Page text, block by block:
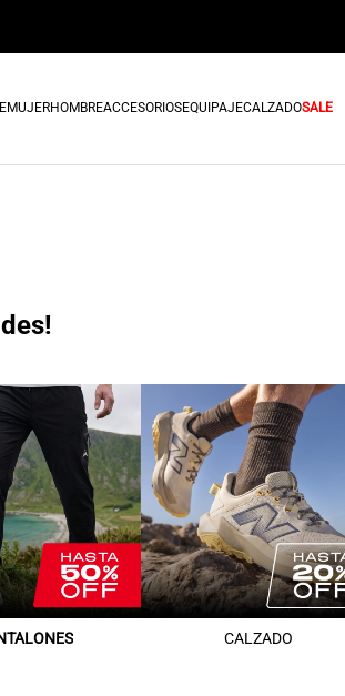
MUJERHOMBREACCESORIOSEQUIPAJECALZADOSALE
CALZADO